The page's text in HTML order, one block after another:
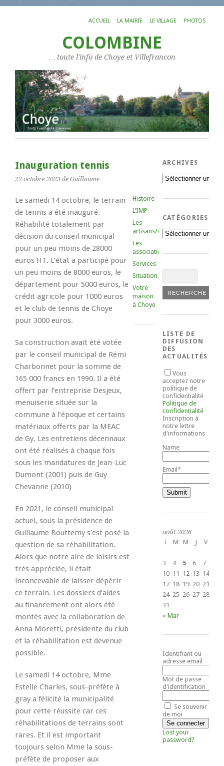
ACCUEIL LA MAIRIE LE VILLAGE PHOTOS
COLOMBINE
… toute l'info de Choye et Villefrancon
Inauguration tennis
22 octobre 2023 de Guillaume
Le samedi 14 octobre, le terrain
de tennis a été inauguré.
Réhabilité totalement par
décision du conseil municipal
pour un peu moins de 28000
euros HT. L’état a participé pour
un peu moins de 8000 euros, le
département pour 5000 euros, le
crédit agricole pour 1000 euros
et le club de tennis de Choye
pour 3000 euros.
Sa construction avait été votée
par le conseil municipal de Rémi
Charbonnet pour la somme de
165 000 francs en 1990. Il a été
offert par l’entreprise Desjeux,
menuiserie située sur la
commune à l’époque et certains
matériaux offerts par la MEAC
de Gy. Les entretiens décennaux
ont été réalisés à chaque fois
sous les mandatures de Jean-Luc
Dumont (2001) puis de Guy
Chevanne (2010)
En 2021, le conseil municipal
actuel, sous la présidence de
Guillaume Bouttemy s’est posé la
question de sa réhabilitation.
Alors que notre aire de loisirs est
très appréciée, il était
inconcevable de laisser dépérir
ce terrain. Les dossiers d’aides
au financement ont alors été
montés avec la collaboration de
Anna Moretti, présidente du club
et la réhabilitation est devenue
possible.
Le samedi 14 octobre, Mme
Estelle Charles, sous-préfète à
gray a félicité la municipalité
pour cette réussite car ces
réhabilitations de terrains sont
rares. Et il est important
toujours selon Mme la sous-
préfète de proposer aux
Histoire
L’IMP
Les
artisans/commerçants
Les
associations
Services
Situation
Votre
maison
à Choye
ARCHIVES
Archives
CATÉGORIES
Catégories
LISTE DE
DIFFUSION
DES
ACTUALITÉS
Vous
acceptez notre
politique de
confidentialité
Politique de
confidentialité
Inscription à
notre lettre
d'informations
Name
Email*
août 2026
L
M M J V
3
4 5 6 7
10 11 12 13 14
17 18 19 20 21
24 25 26 27 28
31
« Mar
Identifiant ou
adresse email
Mot de passe
d'identification
Se souvenir
de moi
Lost your
password?